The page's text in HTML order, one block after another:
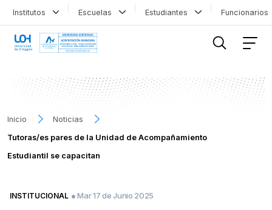
Institutos Escuelas Estudiantes
Inicio
Noticias
Tutoras/es pares de la Unidad de Acompañamiento
Estudiantil se capacitan
INSTITUCIONAL ● Mar 17 de Junio 2025